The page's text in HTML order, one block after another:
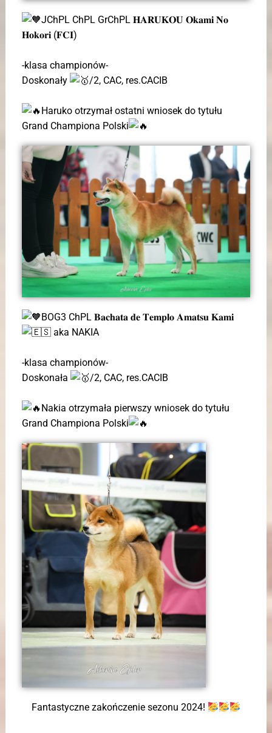
JChPL ChPL GrChPL 𝐇𝐀𝐑𝐔𝐊𝐎𝐔 𝐎𝐤𝐚𝐦𝐢 𝐍𝐨
𝐇𝐨𝐤𝐨𝐫𝐢 (𝐅𝐂𝐈)
-klasa championów-
Doskonały
/2, CAC, res.CACIB
Haruko otrzymał ostatni wniosek do tytułu
Grand Championa Polski
BOG3 ChPL 𝐁𝐚𝐜𝐡𝐚𝐭𝐚 𝐝𝐞 𝐓𝐞𝐦𝐩𝐥𝐨 𝐀𝐦𝐚𝐭𝐬𝐮 𝐊𝐚𝐦𝐢
aka NAKIA
-klasa championów-
Doskonała
/2, CAC, res.CACIB
Nakia otrzymała pierwszy wniosek do tytułu
Grand Championa Polski
Fantastyczne zakończenie sezonu 2024!